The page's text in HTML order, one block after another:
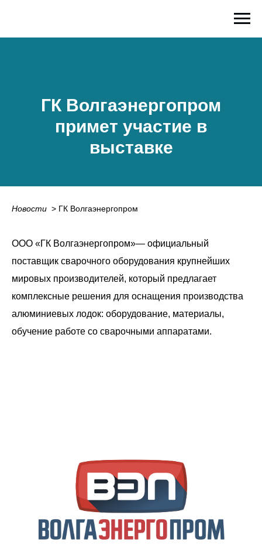
ГК Волгаэнергопром
примет участие в
выставке
Новости > ГК Волгаэнергопром
ООО «ГК Волгаэнергопром»— официальный
поставщик сварочного оборудования крупнейших
мировых производителей, который предлагает
комплексные решения для оснащения производства
алюминиевых лодок: оборудование, материалы,
обучение работе со сварочными аппаратами.